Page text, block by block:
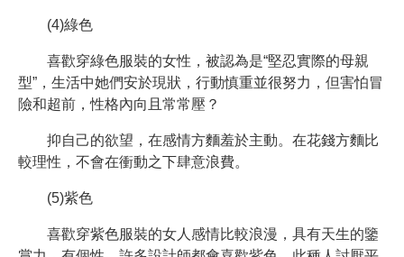
(4)綠色
喜歡穿綠色服裝的女性，被認為是“堅忍實際的母親
型”，生活中她們安於現狀，行動慎重並很努力，但害怕冒
險和超前，性格內向且常常壓？
抑自己的欲望，在感情方麵羞於主動。在花錢方麵比
較理性，不會在衝動之下肆意浪費。
(5)紫色
喜歡穿紫色服裝的女人感情比較浪漫，具有天生的鑒